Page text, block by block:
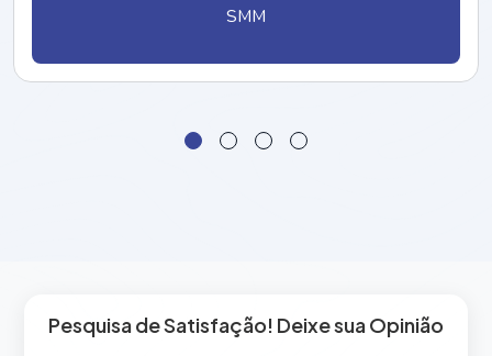
SMM
Pesquisa de Satisfação! Deixe sua Opinião